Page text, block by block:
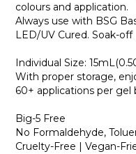
colours and application.
Always use with BSG
LED/UV Cured. Soak-off
Individual Size:
With proper storage,
60+ applications per gel
Big-5 Free
No Formaldehyde,
Cruelty-Free | Vegan-